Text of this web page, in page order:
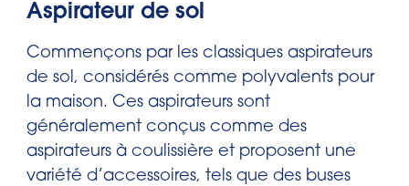
Aspirateur de sol
Commençons par les classiques aspirateurs
de sol, considérés comme polyvalents pour
la maison. Ces aspirateurs sont
généralement conçus comme des
aspirateurs à coulissière et proposent une
variété d’accessoires, tels que des buses